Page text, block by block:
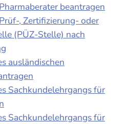
beantragen
, Zertifizierung- oder
(PÜZ-Stelle) nach
ausländischen
Sachkundelehrgangs für
Sachkundelehrgangs für